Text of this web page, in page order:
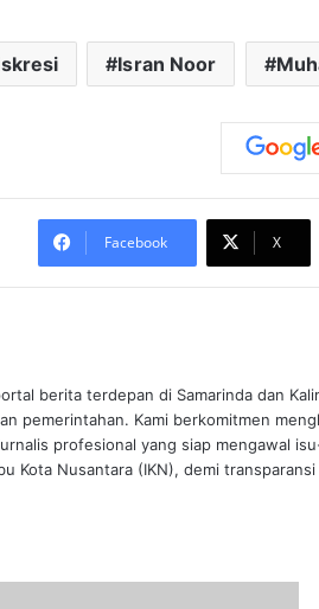
Isran Noor
Facebook X
berita terdepan di Samarinda dan
pemerintahan. Kami berkomitmen
profesional yang siap mengawal
Kota Nusantara (IKN), demi